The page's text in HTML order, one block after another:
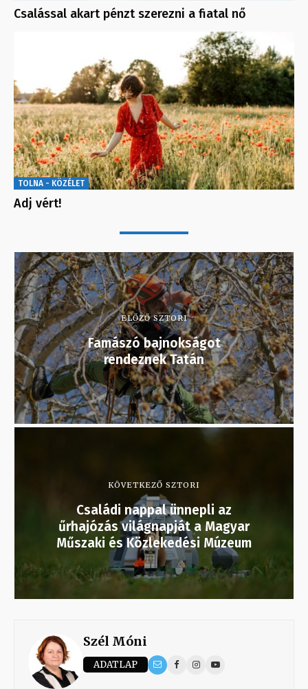
Csalással akart pénzt szerezni a fiatal nő
TOLNA - KÖZÉLET
Adj vért!
ELŐZŐ SZTORI
Famászó bajnokságot
rendeznek Tatán
KÖVETKEZŐ SZTORI
Családi nappal ünnepli az
űrhajózás világnapját a Magyar
Műszaki és Közlekedési Múzeum
Szél Móni
ADATLAP